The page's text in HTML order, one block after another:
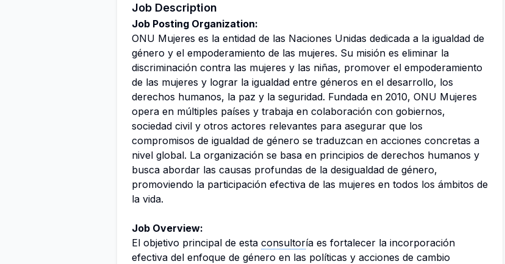
Job Description
Job Posting Organization:
ONU Mujeres es la entidad de las Naciones Unidas dedicada a la igualdad de
género y el empoderamiento de las mujeres. Su misión es eliminar la
discriminación contra las mujeres y las niñas, promover el empoderamiento
de las mujeres y lograr la igualdad entre géneros en el desarrollo, los
derechos humanos, la paz y la seguridad. Fundada en 2010, ONU Mujeres
opera en múltiples países y trabaja en colaboración con gobiernos,
sociedad civil y otros actores relevantes para asegurar que los
compromisos de igualdad de género se traduzcan en acciones concretas a
nivel global. La organización se basa en principios de derechos humanos y
busca abordar las causas profundas de la desigualdad de género,
promoviendo la participación efectiva de las mujeres en todos los ámbitos de
la vida.
Job Overview:
El objetivo principal de esta consultoría es fortalecer la incorporación
efectiva del enfoque de género en las políticas y acciones de cambio